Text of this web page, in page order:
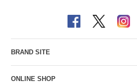
BRAND SITE
ONLINE SHOP